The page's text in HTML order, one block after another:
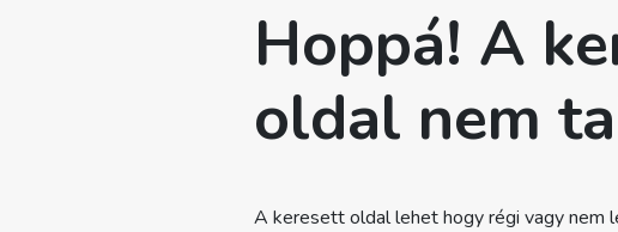
Hoppá! A
oldal nem
A keresett oldal lehet hogy régi vagy nem